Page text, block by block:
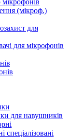
(мікроф.)
для
для мікрофонів
для навушників